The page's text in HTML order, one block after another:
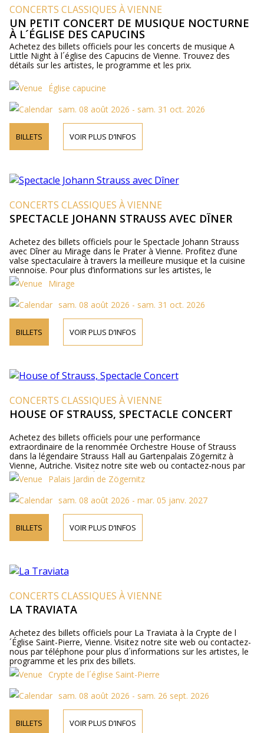
CONCERTS CLASSIQUES À VIENNE
UN PETIT CONCERT DE MUSIQUE NOCTURNE
À L´ÉGLISE DES CAPUCINS
Achetez des billets officiels pour les concerts de musique A
Little Night à l´église des Capucins de Vienne. Trouvez des
détails sur les artistes, le programme et les prix.
Église capucine
sam. 08 août 2026 - sam. 31 oct. 2026
BILLETS VOIR PLUS D’INFOS
CONCERTS CLASSIQUES À VIENNE
SPECTACLE JOHANN STRAUSS AVEC DÎNER
Achetez des billets officiels pour le Spectacle Johann Strauss
avec Dîner au Mirage dans le Prater à Vienne. Profitez d’une
valse spectaculaire à travers la meilleure musique et la cuisine
viennoise. Pour plus d’informations sur les artistes, le
programme et les prix des billets, veuillez visiter notre site web
ou nous contacter par téléphone.
Mirage
sam. 08 août 2026 - sam. 31 oct. 2026
BILLETS VOIR PLUS D’INFOS
CONCERTS CLASSIQUES À VIENNE
HOUSE OF STRAUSS, SPECTACLE CONCERT
Achetez des billets officiels pour une performance
extraordinaire de la renommée Orchestre House of Strauss
dans la légendaire Strauss Hall au Gartenpalais Zögernitz à
Vienne, Autriche. Visitez notre site web ou contactez-nous par
téléphone pour plus d´informations sur les artistes, les détails
du programme et les prix des billets.
Palais Jardin de Zögernitz
sam. 08 août 2026 - mar. 05 janv. 2027
BILLETS VOIR PLUS D’INFOS
CONCERTS CLASSIQUES À VIENNE
LA TRAVIATA
Achetez des billets officiels pour La Traviata à la Crypte de l
´Église Saint-Pierre, Vienne. Visitez notre site web ou contactez-
nous par téléphone pour plus d´informations sur les artistes, le
programme et les prix des billets.
Crypte de l´église Saint-Pierre
sam. 08 août 2026 - sam. 26 sept. 2026
BILLETS VOIR PLUS D’INFOS